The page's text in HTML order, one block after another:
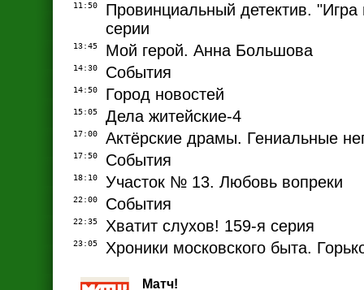
11:50
Провинциальный детектив.
серии
13:45 Мой герой. Анна Большова
14:30 События
14:50 Город новостей
15:05 Дела житейские-4
17:00 Актёрские драмы. Гениальные
17:50 События
18:10 Участок № 13. Любовь вопреки
22:00 События
22:35 Хватит слухов! 159-я серия
23:05 Хроники московского быта.
Матч!